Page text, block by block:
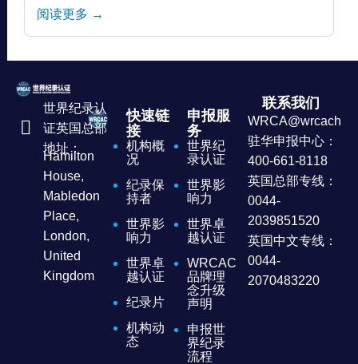
阅读更多 →
世界纪录认
证英国总部
地址：
Hamilton
House,
Mabledon
Place,
London,
United
Kingdom
快速链
接
机构概
况
纪录保
持者
世界影
响力
世界卓
越认证
纪录片
机构动
态
申报服
务
世界纪
录认证
世界影
响力
世界卓
越认证
WRCAC
品牌理
念升级
声明
申报世
界纪录
流程
联系我们
驻华申报中心：
400-661-8118
英国总部专线：
0044-
2039851520
英国中文专线：
0044-
2070483220